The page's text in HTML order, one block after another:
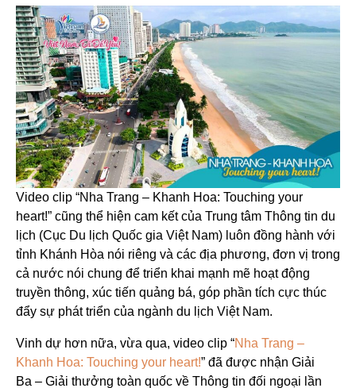
Video clip “Nha Trang – Khanh Hoa: Touching your
heart!” cũng thể hiện cam kết của Trung tâm Thông tin du
lịch (Cục Du lịch Quốc gia Việt Nam) luôn đồng hành với
tỉnh Khánh Hòa nói riêng và các địa phương, đơn vị trong
cả nước nói chung để triển khai mạnh mẽ hoạt động
truyền thông, xúc tiến quảng bá, góp phần tích cực thúc
đẩy sự phát triển của ngành du lịch Việt Nam.
Vinh dự hơn nữa, vừa qua, video clip “Nha Trang –
Khanh Hoa: Touching your heart!” đã được nhận Giải
Ba – Giải thưởng toàn quốc về Thông tin đối ngoại lần